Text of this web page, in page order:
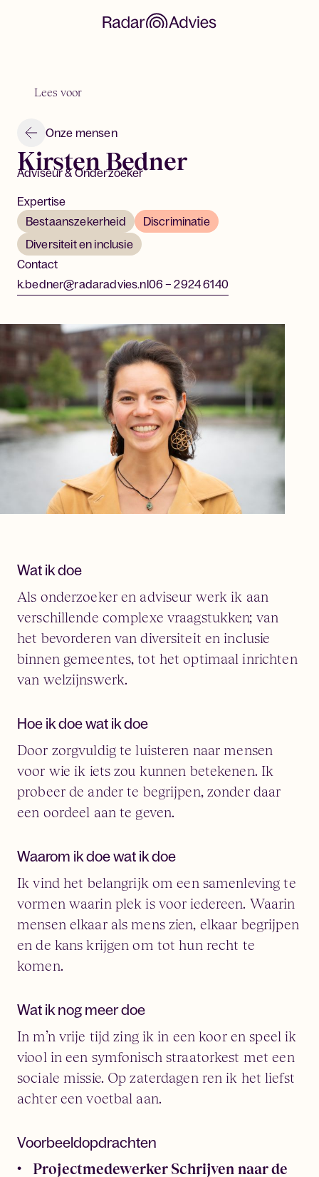
Lees voor
Onze mensen
Kirsten Bedner
Adviseur & Onderzoeker
Expertise
Bestaanszekerheid
Discriminatie
Diversiteit en inclusie
Contact
k.bedner@radaradvies.nl06 – 2924 6140
Wat ik doe
Als onderzoeker en adviseur werk ik aan
verschillende complexe vraagstukken; van
het bevorderen van diversiteit en inclusie
binnen gemeentes, tot het optimaal inrichten
van welzijnswerk.
Hoe ik doe wat ik doe
Door zorgvuldig te luisteren naar mensen
voor wie ik iets zou kunnen betekenen. Ik
probeer de ander te begrijpen, zonder daar
een oordeel aan te geven.
Waarom ik doe wat ik doe
Ik vind het belangrijk om een samenleving te
vormen waarin plek is voor iedereen. Waarin
mensen elkaar als mens zien, elkaar begrijpen
en de kans krijgen om tot hun recht te
komen.
Wat ik nog meer doe
In m’n vrije tijd zing ik in een koor en speel ik
viool in een symfonisch straatorkest met een
sociale missie. Op zaterdagen ren ik het liefst
achter een voetbal aan.
Voorbeeldopdrachten
Projectmedewerker Schrijven naar de